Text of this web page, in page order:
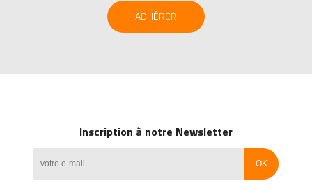
ADHÉRER
Inscription à notre Newsletter